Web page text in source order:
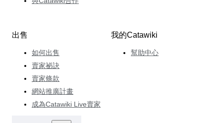
出售
如何出售
賣家祕訣
賣家條款
網站推廣計畫
成為Catawiki Live賣家
我的Catawiki
幫助中心